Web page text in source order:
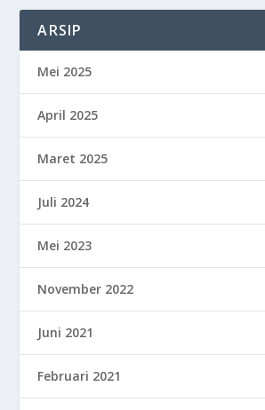
ARSIP
Mei 2025
April 2025
Maret 2025
Juli 2024
Mei 2023
November 2022
Juni 2021
Februari 2021